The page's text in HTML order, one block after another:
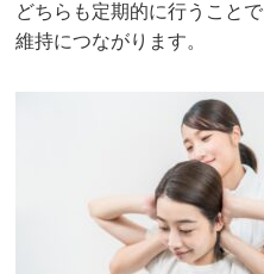
どちらも定期的に行うこと
維持につながります。